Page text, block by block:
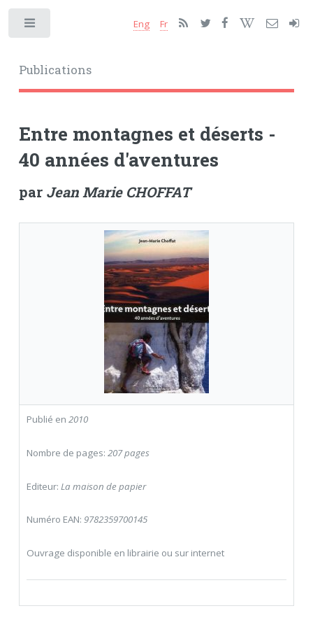
Publications
Eng Fr
Entre montagnes et déserts -
40 années d'aventures
par Jean Marie CHOFFAT
Publié en 2010
Nombre de pages: 207 pages
Editeur: La maison de papier
Numéro EAN: 9782359700145
Ouvrage disponible en librairie ou sur internet